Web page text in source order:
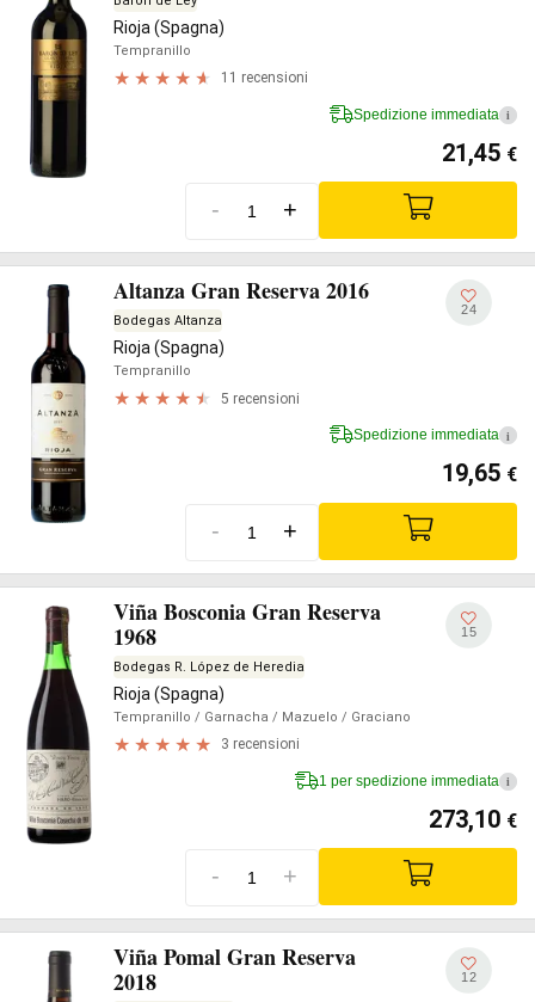
Rioja (Spagna)
Tempranillo
11 recensioni
Spedizione immediata i
21,45 €
- +
Altanza Gran Reserva 2016
Bodegas Altanza
Rioja (Spagna)
Tempranillo
5 recensioni
24
Spedizione immediata i
19,65 €
- +
Viña Bosconia Gran Reserva
1968
Bodegas R. López de Heredia
Rioja (Spagna)
Tempranillo / Garnacha / Mazuelo / Graciano
3 recensioni
15
1 per spedizione immediata i
273,10 €
- +
Viña Pomal Gran Reserva
2018
12